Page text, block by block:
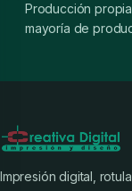
Producción
mayoría de
Impresión digital,